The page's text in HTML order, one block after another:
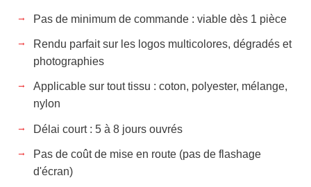
Pas de minimum de commande : viable dès 1 pièce
Rendu parfait sur les logos multicolores, dégradés et
photographies
Applicable sur tout tissu : coton, polyester, mélange,
nylon
Délai court : 5 à 8 jours ouvrés
Pas de coût de mise en route (pas de flashage
d'écran)